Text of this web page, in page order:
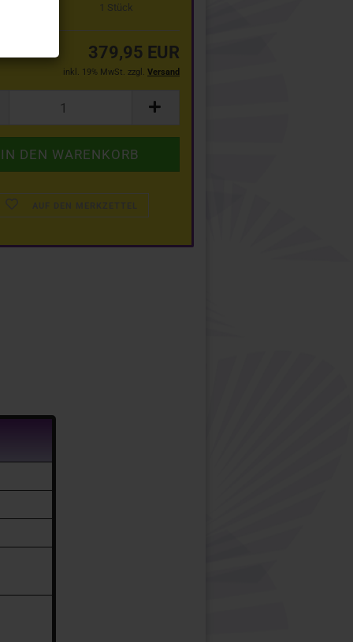
1 Stück
379,95 EUR
inkl. 19% MwSt. zzgl. Versand
AUF DEN MERKZETTEL